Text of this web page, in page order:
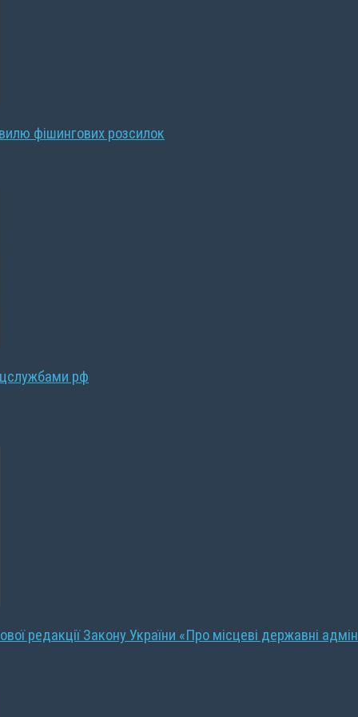
фішингових розсилок
рф
редакції Закону України «Про місцеві державні